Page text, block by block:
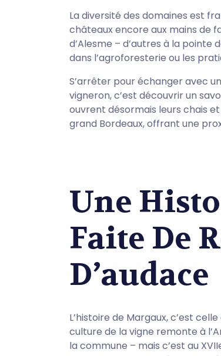
La diversité des domaines est
châteaux encore aux mains de
d’Alesme – d’autres à la pointe
dans l’agroforesterie ou les
S’arrêter pour échanger avec
vigneron, c’est découvrir un
ouvrent désormais leurs chais
grand Bordeaux, offrant une
Une
Faite De
D’audace
L’histoire de Margaux, c’est
culture de la vigne remonte à
la commune – mais c’est au